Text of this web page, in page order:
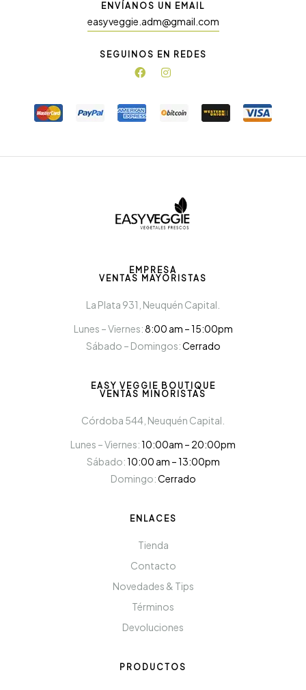
ENVÍANOS UN EMAIL
easyveggie.adm@gmail.com
SEGUINOS EN REDES
EMPRESA
VENTAS MAYORISTAS
La Plata 931, Neuquén Capital.
Lunes – Viernes:8:00 am – 15:00pm
Sábado – Domingos:Cerrado
EASY VEGGIE BOUTIQUE
VENTAS MINORISTAS
Córdoba 544, Neuquén Capital.
Lunes – Viernes:10:00am – 20:00pm
Sábado:10:00 am – 13:00pm
Domingo:Cerrado
ENLACES
Tienda
Contacto
Novedades & Tips
Términos
Devoluciones
PRODUCTOS